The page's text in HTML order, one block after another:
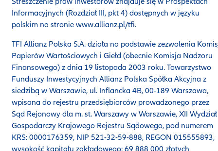
Informacyjnych (Rozdział III, pkt 4) dostępnych w języku
polskim na stronie www.allianz.pl/tfi.
TFI Allianz Polska S.A. działa na podstawie zezwolenia
Papierów Wartościowych i Giełd (obecnie Komisja Nadzoru
Finansowego) z dnia 19 listopada 2003 roku. Towarzystwo
Funduszy Inwestycyjnych Allianz Polska Spółka Akcyjna z
siedzibą w Warszawie, ul. Inflancka 4B, 00-189 Warszawa,
wpisana do rejestru przedsiębiorców prowadzonego przez
Sąd Rejonowy dla m. st. Warszawy w Warszawie, XII Wydział
Gospodarczy Krajowego Rejestru Sądowego, pod numerem
KRS: 0000176359, NIP 521-32-59-888, REGON 015555893,